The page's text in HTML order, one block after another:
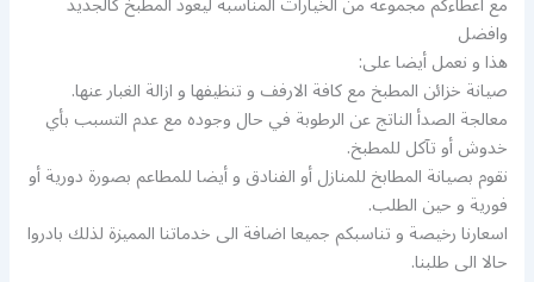
وافضل
هذا و نعمل أيضا على:
صيانة خزائن المطبخ مع كافة الارفف و تنظيفها و ازالة الغبار عنها.
معالجة الصدأ الناتج عن الرطوبة في حال وجوده مع عدم التسبب بأي
خدوش أو تآكل للمطبخ.
نقوم بصيانة المطابخ للمنازل أو الفنادق و أيضا للمطاعم بصورة دورية أو
فورية و حين الطلب.
اسعارنا رخيصة و تناسبكم جميعا اضافة الى خدماتنا المميزة لذلك بادروا
حالا الى طلبنا.